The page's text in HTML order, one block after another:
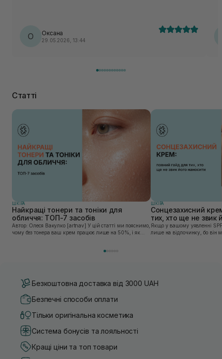
О Оксана
29.05.2026, 13:44
Статті
ШКIРА
Найкращі тонери та тоніки для
обличчя: ТОП-7 засобів
Автор: Олеся Вакулко [artnav] У цій статті ми пояснимо,
чому без тонера ваш крем працює лише на 50%, і як
ШКIРА
Сонцезахисний
тих, хто ще не звик
Якщо у вашому уявленні
лише на відпочинку, бо він
Безкоштовна доставка від 3000 UAH
Безпечні способи оплати
Тільки оригінальна косметика
Система бонусів та лояльності
Кращі ціни та топ товари